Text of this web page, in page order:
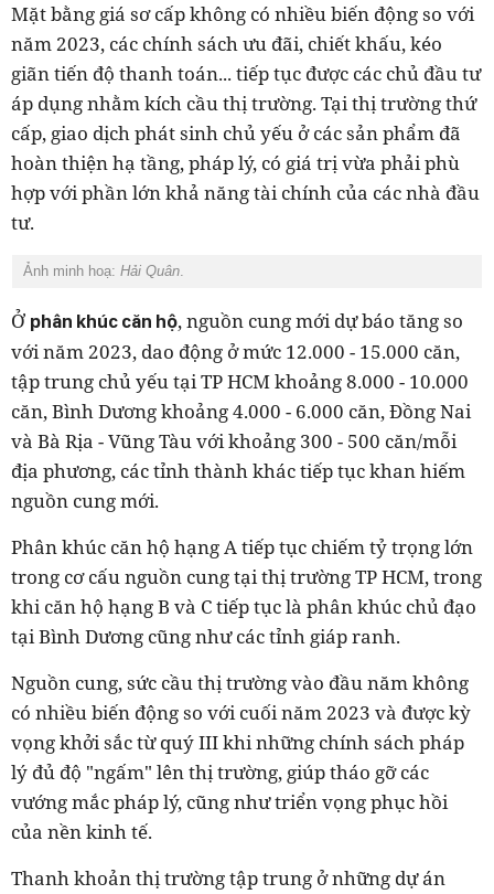
Mặt bằng giá sơ cấp không có nhiều biến động so với
năm 2023, các chính sách ưu đãi, chiết khấu, kéo
giãn tiến độ thanh toán... tiếp tục được các chủ đầu tư
áp dụng nhằm kích cầu thị trường. Tại thị trường thứ
cấp, giao dịch phát sinh chủ yếu ở các sản phẩm đã
hoàn thiện hạ tầng, pháp lý, có giá trị vừa phải phù
hợp với phần lớn khả năng tài chính của các nhà đầu
tư.
Ảnh minh hoạ: Hải Quân.
Ở phân khúc căn hộ, nguồn cung mới dự báo tăng so
với năm 2023, dao động ở mức 12.000 - 15.000 căn,
tập trung chủ yếu tại TP HCM khoảng 8.000 - 10.000
căn, Bình Dương khoảng 4.000 - 6.000 căn, Đồng Nai
và Bà Rịa - Vũng Tàu với khoảng 300 - 500 căn/mỗi
địa phương, các tỉnh thành khác tiếp tục khan hiếm
nguồn cung mới.
Phân khúc căn hộ hạng A tiếp tục chiếm tỷ trọng lớn
trong cơ cấu nguồn cung tại thị trường TP HCM, trong
khi căn hộ hạng B và C tiếp tục là phân khúc chủ đạo
tại Bình Dương cũng như các tỉnh giáp ranh.
Nguồn cung, sức cầu thị trường vào đầu năm không
có nhiều biến động so với cuối năm 2023 và được kỳ
vọng khởi sắc từ quý III khi những chính sách pháp
lý đủ độ "ngấm" lên thị trường, giúp tháo gỡ các
vướng mắc pháp lý, cũng như triển vọng phục hồi
của nền kinh tế.
Thanh khoản thị trường tập trung ở những dự án